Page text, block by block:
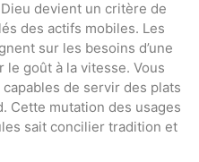
devient un critère de
des actifs mobiles. Les
sur les besoins d’une
goût à la vitesse. Vous
de servir des plats
Cette mutation des usages
sait concilier tradition et